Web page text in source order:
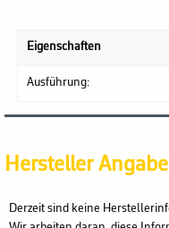
Eigenschaften
Ausführung:
Hersteller
Derzeit sind keine